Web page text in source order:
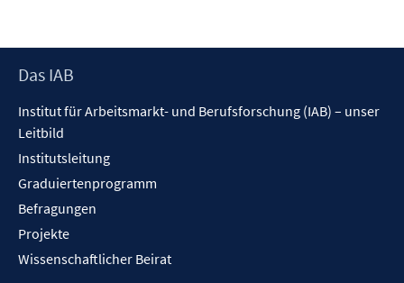
Footer
Das IAB
Institut für Arbeitsmarkt- und Berufsforschung (IAB) – unser
Leitbild
Institutsleitung
Graduiertenprogramm
Befragungen
Projekte
Wissenschaftlicher Beirat